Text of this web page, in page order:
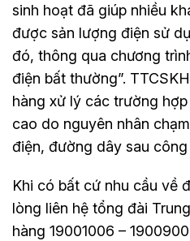
sinh hoạt đã giúp nhiều
được sản lượng điện sử
đó, thông qua chương
điện bất thường”.
hàng xử lý các trường
cao do nguyên nhân
điện, đường dây sau công
Khi có bất cứ nhu cầu về
lòng liên hệ tổng đài
hàng 19001006 –